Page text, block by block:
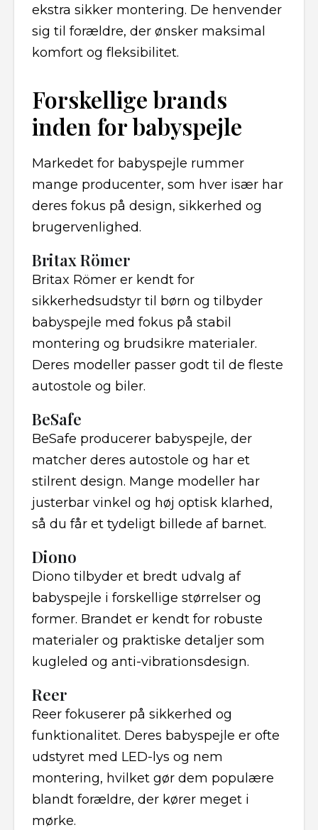
ekstra sikker montering. De henvender
sig til forældre, der ønsker maksimal
komfort og fleksibilitet.
Forskellige brands
inden for babyspejle
Markedet for babyspejle rummer
mange producenter, som hver især har
deres fokus på design, sikkerhed og
brugervenlighed.
Britax Römer
Britax Römer er kendt for
sikkerhedsudstyr til børn og tilbyder
babyspejle med fokus på stabil
montering og brudsikre materialer.
Deres modeller passer godt til de fleste
autostole og biler.
BeSafe
BeSafe producerer babyspejle, der
matcher deres autostole og har et
stilrent design. Mange modeller har
justerbar vinkel og høj optisk klarhed,
så du får et tydeligt billede af barnet.
Diono
Diono tilbyder et bredt udvalg af
babyspejle i forskellige størrelser og
former. Brandet er kendt for robuste
materialer og praktiske detaljer som
kugleled og anti-vibrationsdesign.
Reer
Reer fokuserer på sikkerhed og
funktionalitet. Deres babyspejle er ofte
udstyret med LED-lys og nem
montering, hvilket gør dem populære
blandt forældre, der kører meget i
mørke.